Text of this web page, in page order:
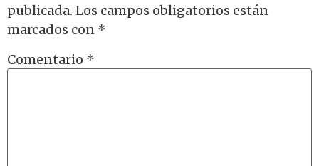
publicada. Los campos obligatorios están
marcados con *
Comentario *